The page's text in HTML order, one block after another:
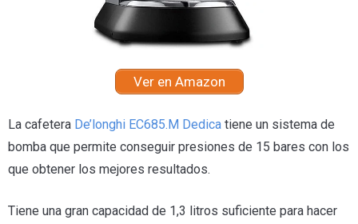
Ver en Amazon
La cafetera De’longhi EC685.M Dedica tiene un sistema de
bomba que permite conseguir presiones de 15 bares con los
que obtener los mejores resultados.
Tiene una gran capacidad de 1,3 litros suficiente para hacer